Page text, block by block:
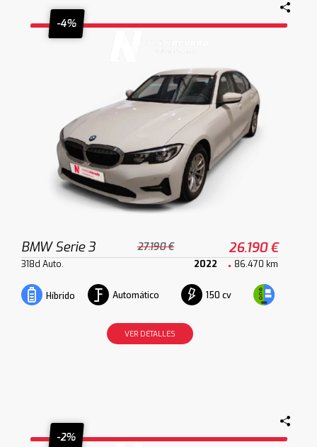
-4%
BMW Serie 3 27.190 € 26.190 €
318d Auto. 2022 86.470 km
Híbrido Automático 150 cv
VER DETALLES
-2%